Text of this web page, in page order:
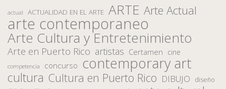
actual ACTUALIDAD EN EL ARTE ARTE Arte Actual
arte contemporaneo
Arte Cultura y Entretenimiento
Arte en Puerto Rico artistas Certamen cine
competencia concurso contemporary art
cultura Cultura en Puerto Rico DIBUJO diseño